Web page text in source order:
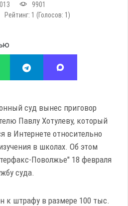
9901
Рейтинг: 1 (Голосов: 1 )
суд вынес приговор
Павлу Хотулеву, который
в Интернете относительно
в школах. Об этом
Поволжье" 18 февраля
суда.
к штрафу в размере 100 тыс.